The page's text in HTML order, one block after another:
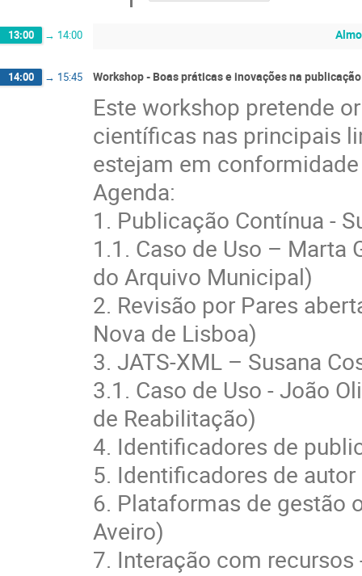
13:00 → 14:00
14:00 → 15:45 Workshop - Boas práticas e inovações na
Este workshop pretende
científicas nas principais
estejam em
Agenda:
1. Publicação Contínua -
1.1. Caso de Uso – Marta
do Arquivo Municipal)
2. Revisão por Pares
Nova de Lisboa)
3. JATS-XML – Susana
3.1. Caso de Uso - João
de Reabilitação)
4. Identificadores de
5. Identificadores de
6. Plataformas de gestão
Aveiro)
7. Interação com